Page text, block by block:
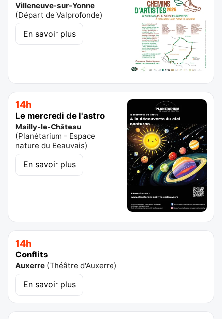
Villeneuve-sur-Yonne
(Départ de Valprofonde)
En savoir plus
14h
Le mercredi de l'astro
Mailly-le-Château
(Planétarium - Espace
nature du Beauvais)
En savoir plus
14h
Conflits
Auxerre (Théâtre d'Auxerre)
En savoir plus